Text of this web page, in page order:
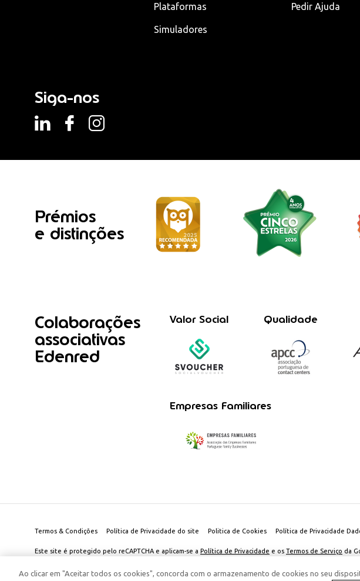
Plataformas
Simuladores
Pedir Ajuda
Siga-nos
Prémios
e distinções
Colaborações
associativas
Edenred
Valor Social Qualidade
Empresas Familiares
Termos & Condições Política de Privacidade do site Politica de Cookies Política de Privacidade
Este site é protegido pelo reCAPTCHA e aplicam-se a Política de Privacidade e os Termos de Serviço da
© 2026 Edenred Portugal. Todos os direitos reservados Créditos
Ao clicar em "Aceitar todos os cookies", concorda com o armazenamento de cookies no seu